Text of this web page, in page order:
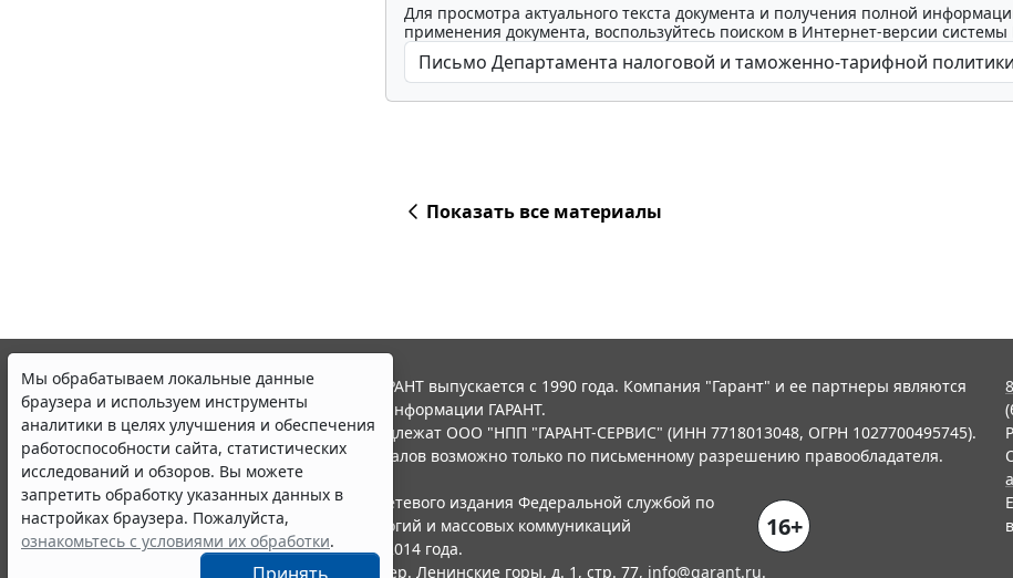
Для просмотра актуального текста документа и получения полной
применения документа, воспользуйтесь поиском в Интернет-версии системы
Показать все материалы
Мы обрабатываем локальные данные
браузера и используем инструменты
аналитики в целях улучшения и обеспечения
работоспособности сайта, статистических
исследований и обзоров. Вы можете
запретить обработку указанных данных в
настройках браузера. Пожалуйста,
ознакомьтесь с условиями их обработки.
© ООО "НПП "ГАРАНТ-СЕРВИС", 2026. Система ГАРАНТ выпускается с 1990 года. Компания "Гарант" и ее партнеры являются
участниками Российской ассоциации правовой информации ГАРАНТ.
Все права на материалы сайта ГАРАНТ.РУ принадлежат ООО "НПП "ГАРАНТ-СЕРВИС" (ИНН 7718013048, ОГРН 1027700495745).
Полное или частичное воспроизведение материалов возможно только по письменному разрешению правообладателя.
Правила использования портала.
Портал ГАРАНТ.РУ зарегистрирован в качестве сетевого издания Федеральной службой по
надзору в сфере связи,информационных технологий и массовых коммуникаций
(Роскомнадзором), Эл № ФС77-58365 от 18 июня 2014 года.
16+
ООО "НПП "ГАРАНТ-СЕРВИС", 119234, г. Москва, тер. Ленинские горы, д. 1, стр. 77, info@garant.ru.